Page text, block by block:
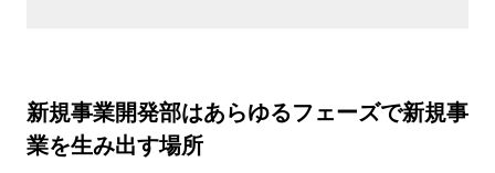
新規事業開発部はあらゆるフェーズで新規事
業を生み出す場所